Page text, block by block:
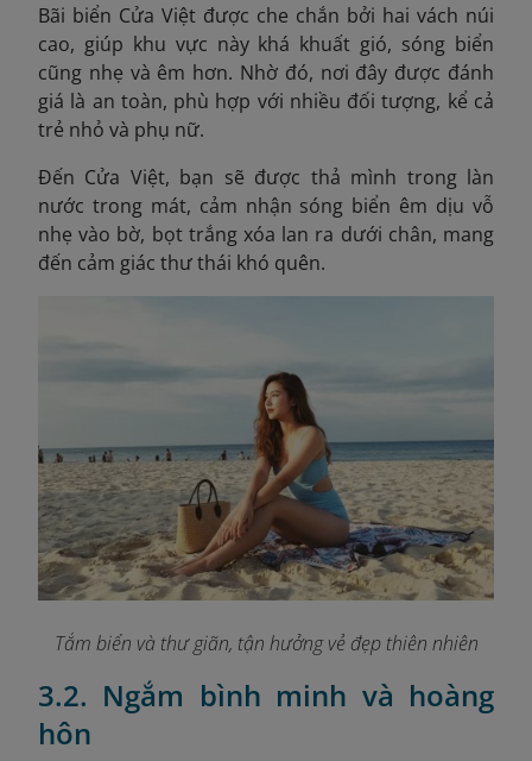
Bãi biển Cửa Việt được che chắn bởi hai vách núi
cao, giúp khu vực này khá khuất gió, sóng biển
cũng nhẹ và êm hơn. Nhờ đó, nơi đây được đánh
giá là an toàn, phù hợp với nhiều đối tượng, kể cả
trẻ nhỏ và phụ nữ.
Đến Cửa Việt, bạn sẽ được thả mình trong làn
nước trong mát, cảm nhận sóng biển êm dịu vỗ
nhẹ vào bờ, bọt trắng xóa lan ra dưới chân, mang
đến cảm giác thư thái khó quên.
Tắm biển và thư giãn, tận hưởng vẻ đẹp thiên nhiên
3.2. Ngắm bình minh và hoàng
hôn